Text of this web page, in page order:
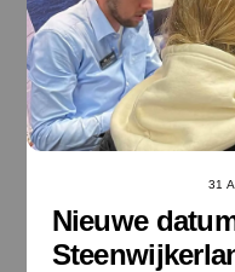
31
Nieuwe